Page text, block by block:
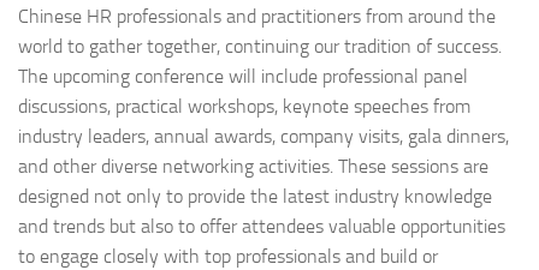
Chinese HR professionals and practitioners from around the
world to gather together, continuing our tradition of success.
The upcoming conference will include professional panel
discussions, practical workshops, keynote speeches from
industry leaders, annual awards, company visits, gala dinners,
and other diverse networking activities. These sessions are
designed not only to provide the latest industry knowledge
and trends but also to offer attendees valuable opportunities
to engage closely with top professionals and build or